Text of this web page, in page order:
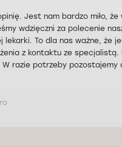
Jest nam bardzo miło, że
wdzięczni za polecenie
To dla nas ważne, że
z kontaktu ze specjalistą.
razie potrzeby pozostajemy